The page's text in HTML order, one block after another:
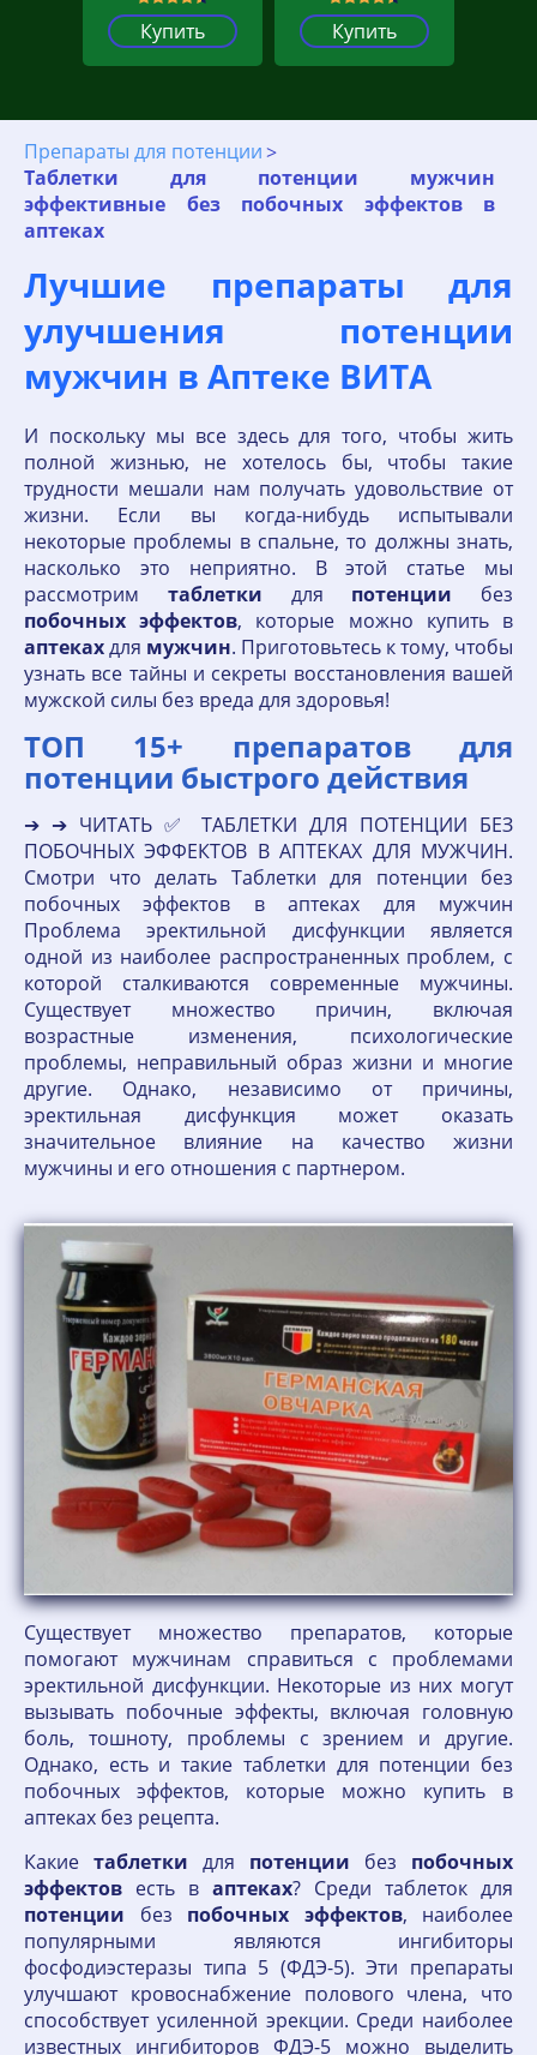
Купить Купить
Препараты для потенции
Таблетки для потенции мужчин
эффективные без побочных эффектов в
аптеках
Лучшие препараты для
улучшения потенции
мужчин в Аптеке ВИТА
И поскольку мы все здесь для того, чтобы жить
полной жизнью, не хотелось бы, чтобы такие
трудности мешали нам получать удовольствие от
жизни. Если вы когда-нибудь испытывали
некоторые проблемы в спальне, то должны знать,
насколько это неприятно. В этой статье мы
рассмотрим таблетки для потенции без
побочных эффектов, которые можно купить в
аптекахдля мужчин. Приготовьтесь к тому, чтобы
узнать все тайны и секреты восстановления вашей
мужской силы без вреда для здоровья!
ТОП 15+ препаратов для
потенции быстрого действия
➔ ➔ ЧИТАТЬ ✅ ТАБЛЕТКИ ДЛЯ ПОТЕНЦИИ БЕЗ
ПОБОЧНЫХ ЭФФЕКТОВ В АПТЕКАХ ДЛЯ МУЖЧИН.
Смотри что делать Таблетки для потенции без
побочных эффектов в аптеках для мужчин
Проблема эректильной дисфункции является
одной из наиболее распространенных проблем, с
которой сталкиваются современные мужчины.
Существует множество причин, включая
возрастные изменения, психологические
проблемы, неправильный образ жизни и многие
другие. Однако, независимо от причины,
эректильная дисфункция может оказать
значительное влияние на качество жизни
мужчины и его отношения с партнером.
Существует множество препаратов, которые
помогают мужчинам справиться с проблемами
эректильной дисфункции. Некоторые из них могут
вызывать побочные эффекты, включая головную
боль, тошноту, проблемы с зрением и другие.
Однако, есть и такие таблетки для потенции без
побочных эффектов, которые можно купить в
аптеках без рецепта.
Какие таблетки для потенции без побочных
эффектов есть в аптеках? Среди таблеток для
потенции без побочных эффектов, наиболее
популярными являются ингибиторы
фосфодиэстеразы типа 5 (ФДЭ-5). Эти препараты
улучшают кровоснабжение полового члена, что
способствует усиленной эрекции. Среди наиболее
известных ингибиторов ФДЭ-5 можно выделить